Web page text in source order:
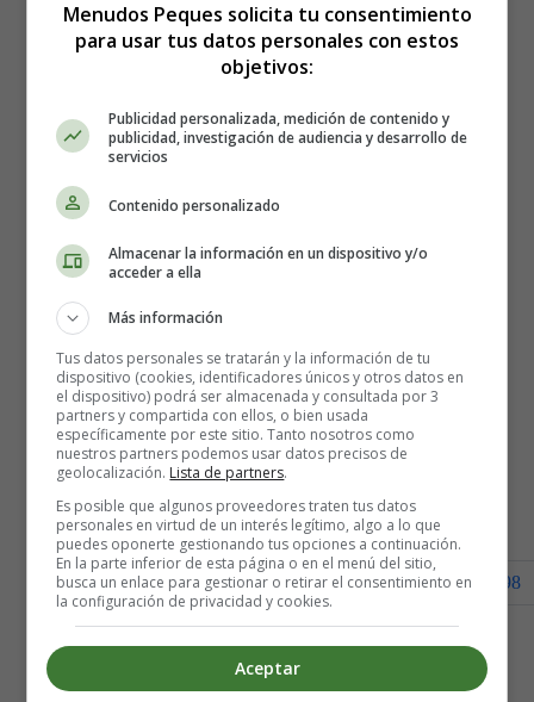
Buscar
Está aquí:Inicio
Página 100 de 100
91 92 93 94 95 96 97 98
Menudos Peques solicita tu consentimiento
para usar tus datos personales con estos
objetivos:
Publicidad personalizada, medición de contenido y
publicidad, investigación de audiencia y desarrollo de
servicios
Contenido personalizado
Almacenar la información en un dispositivo y/o
acceder a ella
Más información
Tus datos personales se tratarán y la información de tu
dispositivo (cookies, identificadores únicos y otros datos en
el dispositivo) podrá ser almacenada y consultada por 3
partners y compartida con ellos, o bien usada
específicamente por este sitio. Tanto nosotros como
nuestros partners podemos usar datos precisos de
geolocalización. Lista de partners.
Es posible que algunos proveedores traten tus datos
personales en virtud de un interés legítimo, algo a lo que
puedes oponerte gestionando tus opciones a continuación.
En la parte inferior de esta página o en el menú del sitio,
busca un enlace para gestionar o retirar el consentimiento en
la configuración de privacidad y cookies.
Aceptar